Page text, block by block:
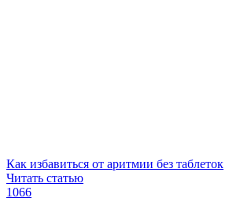
Как избавиться от аритмии без таблеток
Читать статью
1066